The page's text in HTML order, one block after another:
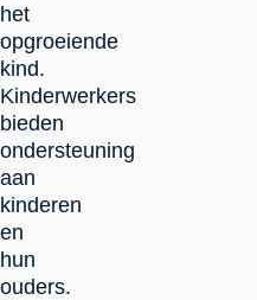
het
opgroeiende
kind.
Kinderwerkers
bieden
ondersteuning
aan
kinderen
en
hun
ouders.